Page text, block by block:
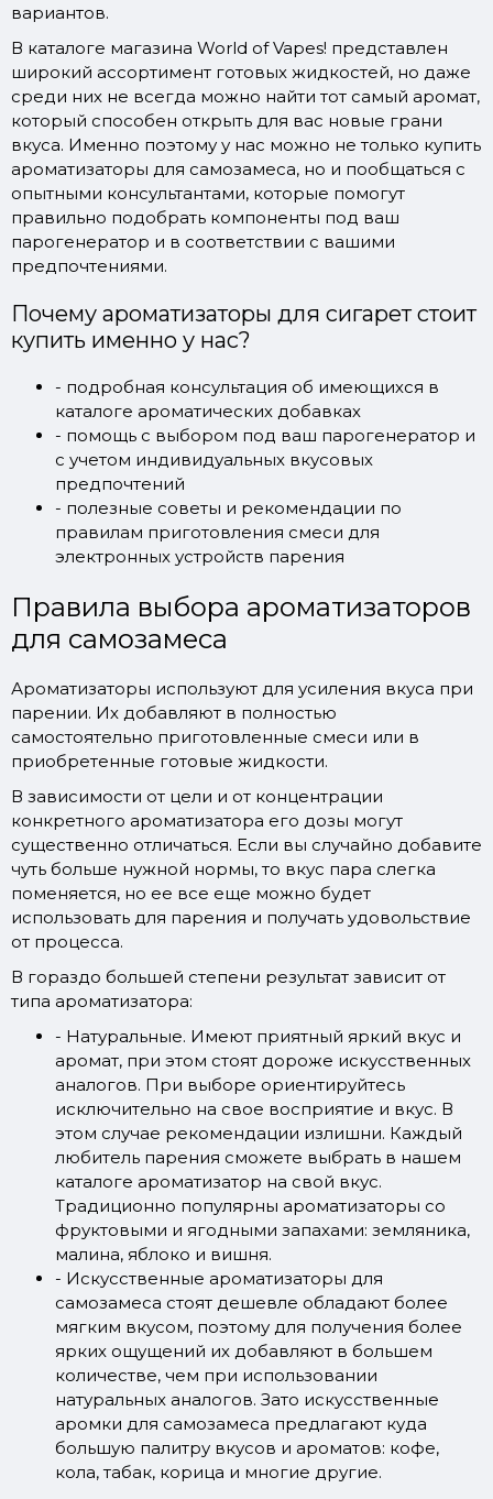
вариантов.
В каталоге магазина World of Vapes! представлен
широкий ассортимент готовых жидкостей, но даже
среди них не всегда можно найти тот самый аромат,
который способен открыть для вас новые грани
вкуса. Именно поэтому у нас можно не только купить
ароматизаторы для самозамеса, но и пообщаться с
опытными консультантами, которые помогут
правильно подобрать компоненты под ваш
парогенератор и в соответствии с вашими
предпочтениями.
Почему ароматизаторы для сигарет стоит
купить именно у нас?
- подробная консультация об имеющихся в
каталоге ароматических добавках
- помощь с выбором под ваш парогенератор и
с учетом индивидуальных вкусовых
предпочтений
- полезные советы и рекомендации по
правилам приготовления смеси для
электронных устройств парения
Правила выбора ароматизаторов
для самозамеса
Ароматизаторы используют для усиления вкуса при
парении. Их добавляют в полностью
самостоятельно приготовленные смеси или в
приобретенные готовые жидкости.
В зависимости от цели и от концентрации
конкретного ароматизатора его дозы могут
существенно отличаться. Если вы случайно добавите
чуть больше нужной нормы, то вкус пара слегка
поменяется, но ее все еще можно будет
использовать для парения и получать удовольствие
от процесса.
В гораздо большей степени результат зависит от
типа ароматизатора:
- Натуральные. Имеют приятный яркий вкус и
аромат, при этом стоят дороже искусственных
аналогов. При выборе ориентируйтесь
исключительно на свое восприятие и вкус. В
этом случае рекомендации излишни. Каждый
любитель парения сможете выбрать в нашем
каталоге ароматизатор на свой вкус.
Традиционно популярны ароматизаторы со
фруктовыми и ягодными запахами: земляника,
малина, яблоко и вишня.
- Искусственные ароматизаторы для
самозамеса стоят дешевле обладают более
мягким вкусом, поэтому для получения более
ярких ощущений их добавляют в большем
количестве, чем при использовании
натуральных аналогов. Зато искусственные
аромки для самозамеса предлагают куда
большую палитру вкусов и ароматов: кофе,
кола, табак, корица и многие другие.